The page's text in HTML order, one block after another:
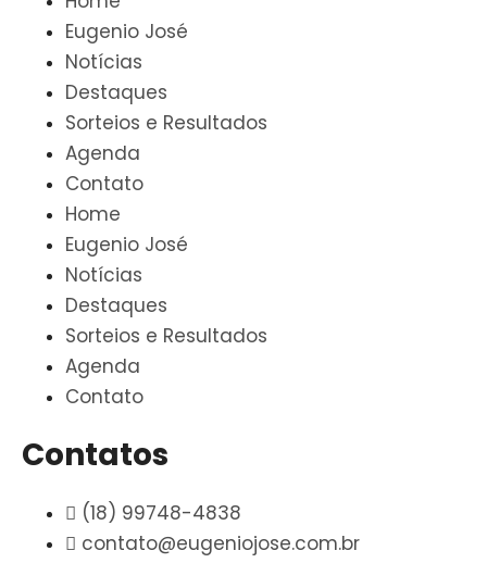
Eugenio José
Notícias
Destaques
Sorteios e Resultados
Agenda
Contato
Home
Eugenio José
Notícias
Destaques
Sorteios e Resultados
Agenda
Contato
Contatos
(18) 99748-4838
contato@eugeniojose.com.br